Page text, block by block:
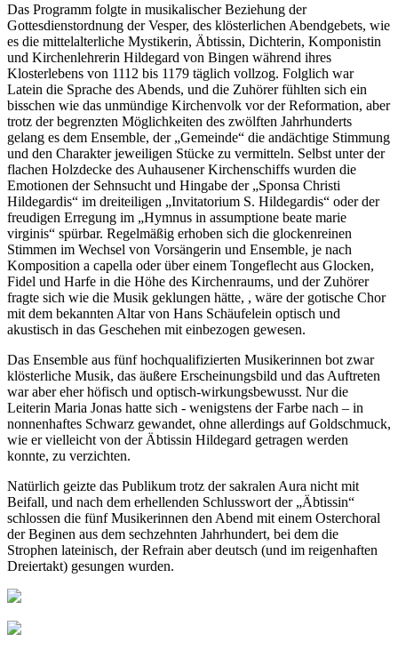
Das Programm folgte in musikalischer Beziehung der
Gottesdienstordnung der Vesper, des klösterlichen Abendgebets, wie
es die mittelalterliche Mystikerin, Äbtissin, Dichterin, Komponistin
und Kirchenlehrerin Hildegard von Bingen während ihres
Klosterlebens von 1112 bis 1179 täglich vollzog. Folglich war
Latein die Sprache des Abends, und die Zuhörer fühlten sich ein
bisschen wie das unmündige Kirchenvolk vor der Reformation, aber
trotz der begrenzten Möglichkeiten des zwölften Jahrhunderts
gelang es dem Ensemble, der „Gemeinde“ die andächtige Stimmung
und den Charakter jeweiligen Stücke zu vermitteln. Selbst unter der
flachen Holzdecke des Auhausener Kirchenschiffs wurden die
Emotionen der Sehnsucht und Hingabe der „Sponsa Christi
Hildegardis“ im dreiteiligen „Invitatorium S. Hildegardis“ oder der
freudigen Erregung im „Hymnus in assumptione beate marie
virginis“ spürbar. Regelmäßig erhoben sich die glockenreinen
Stimmen im Wechsel von Vorsängerin und Ensemble, je nach
Komposition a capella oder über einem Tongeflecht aus Glocken,
Fidel und Harfe in die Höhe des Kirchenraums, und der Zuhörer
fragte sich wie die Musik geklungen hätte, , wäre der gotische Chor
mit dem bekannten Altar von Hans Schäufelein optisch und
akustisch in das Geschehen mit einbezogen gewesen.
Das Ensemble aus fünf hochqualifizierten Musikerinnen bot zwar
klösterliche Musik, das äußere Erscheinungsbild und das Auftreten
war aber eher höfisch und optisch-wirkungsbewusst. Nur die
Leiterin Maria Jonas hatte sich - wenigstens der Farbe nach – in
nonnenhaftes Schwarz gewandet, ohne allerdings auf Goldschmuck,
wie er vielleicht von der Äbtissin Hildegard getragen werden
konnte, zu verzichten.
Natürlich geizte das Publikum trotz der sakralen Aura nicht mit
Beifall, und nach dem erhellenden Schlusswort der „Äbtissin“
schlossen die fünf Musikerinnen den Abend mit einem Osterchoral
der Beginen aus dem sechzehnten Jahrhundert, bei dem die
Strophen lateinisch, der Refrain aber deutsch (und im reigenhaften
Dreiertakt) gesungen wurden.